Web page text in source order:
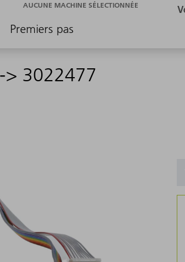
Premiers pas
AUCUNE MACHINE SÉLECTIONNÉE
> 3022477